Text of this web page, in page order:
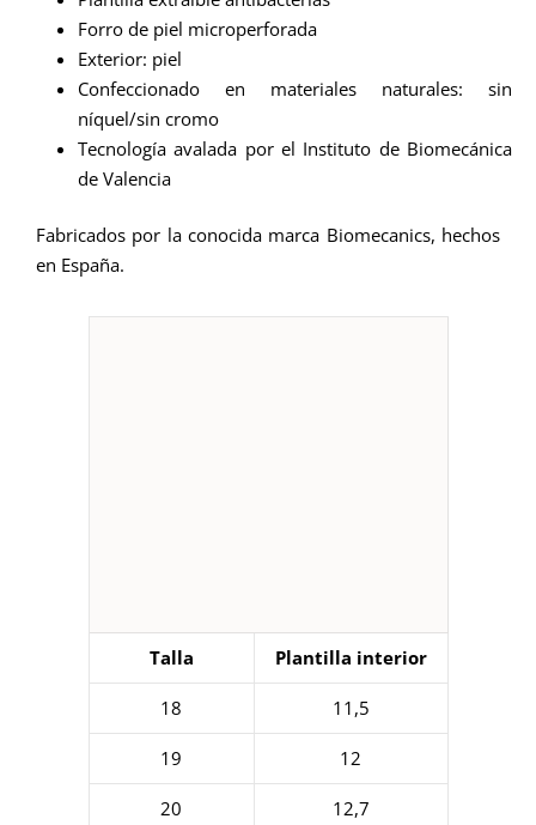
Forro de piel microperforada
Exterior: piel
Confeccionado en materiales naturales: sin
níquel/sin cromo
Tecnología avalada por el Instituto de Biomecánica
de Valencia
Fabricados por la conocida marca Biomecanics, hechos
en España.
Talla Plantilla interior
18 11,5
19 12
20 12,7